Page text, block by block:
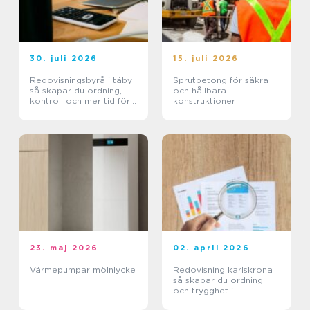
30. juli 2026
Redovisningsbyrå i täby
så skapar du ordning,
kontroll och mer tid för
15. juli 2026
Sprutbetong för säkra
och hållbara
konstruktioner
23. maj 2026
Värmepumpar mölnlycke
02. april 2026
Redovisning karlskrona
så skapar du ordning
och trygghet i